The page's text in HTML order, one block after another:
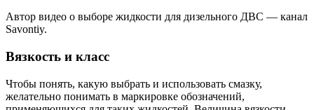
Автор видео о выборе жидкости для дизельного ДВС — канал
Savontiy.
Вязкость и класс
Чтобы понять, какую выбрать и использовать смазку,
желательно понимать в маркировке обозначений,